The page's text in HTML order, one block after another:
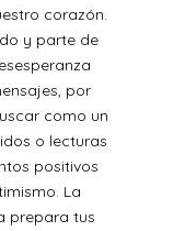
corazón.
y parte de
por
como un
o lecturas
positivos
La
prepara tus